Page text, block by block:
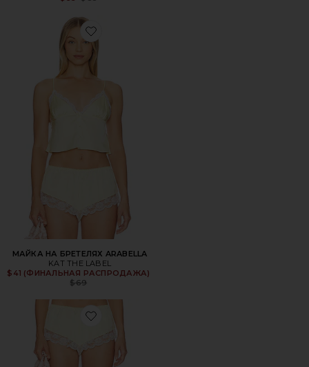
Favorite МАЙКА НА БРЕТЕЛЯХ ARABELLA
МАЙКА НА БРЕТЕЛЯХ ARABELLA
KAT THE LABEL
$41 (ФИНАЛЬНАЯ РАСПРОДАЖА)
$69
Favorite ШОРТЫ ARABELLA